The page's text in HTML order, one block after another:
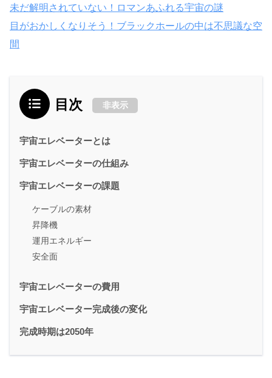
未だ解明されていない！ロマンあふれる宇宙の謎
目がおかしくなりそう！ブラックホールの中は不思議な空
間
目次 非表示
宇宙エレベーターとは
宇宙エレベーターの仕組み
宇宙エレベーターの課題
ケーブルの素材
昇降機
運用エネルギー
安全面
宇宙エレベーターの費用
宇宙エレベーター完成後の変化
完成時期は2050年